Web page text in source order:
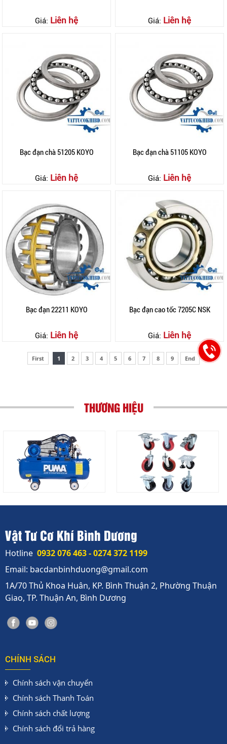
Giá: Liên hệ Giá: Liên hệ
Bạc đạn chà 51205 KOYO
Giá: Liên hệ
Bạc đạn chà 51105 KOYO
Giá: Liên hệ
Bạc đạn 22211 KOYO
Giá: Liên hệ
Bạc đạn cao tốc 7205C NSK
Giá: Liên hệ
First 1 2 3 4 5 6 7 8 9 End
THƯƠNG HIỆU
Vật Tư Cơ Khí Bình Dương
Hotline 0932 076 463 - 0274 372 1199
Email: bacdanbinhduong@gmail.com
1A/70 Thủ Khoa Huân, KP. Bình Thuận 2, Phường Thuận
Giao, TP. Thuận An, Bình Dương
CHÍNH SÁCH
Chính sách vận chuyển
Chính sách Thanh Toán
Chính sách chất lượng
Chính sách đổi trả hàng